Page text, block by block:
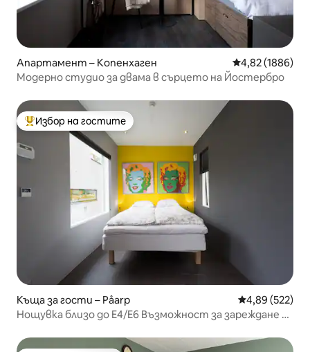
Апартамент – Копенхаген Средна
4,82 (1886)
Модерно студио за двама в сърцето на Йостербро
Най-популярен избор на гостите
Избор на гостите
Къща за гости – Påarp Средна
4,89 (522)
Нощувка близо до E4/E6 Възможност за зареждане на